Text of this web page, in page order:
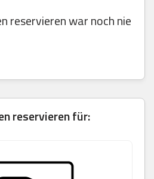
reservieren war noch nie
reservieren für: